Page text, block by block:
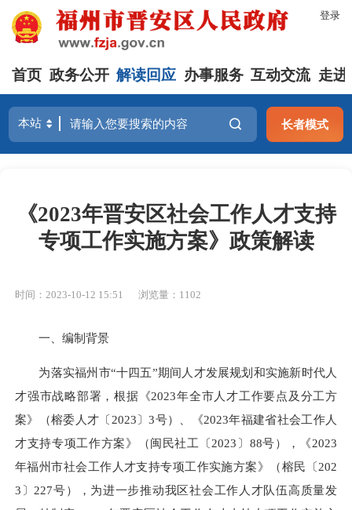
登录
首页 政务公开 解读回应 办事服务 互动交流 走进
长者模式
《2023年晋安区社会工作人才支持
专项工作实施方案》政策解读
时间：2023-10-12 15:51 浏览量：1102
一、编制背景
为落实福州市“十四五”期间人才发展规划和实施新时代人
才强市战略部署，根据《2023年全市人才工作要点及分工方
案》（榕委人才〔2023〕3号）、《2023年福建省社会工作人
才支持专项工作方案》（闽民社工〔2023〕88号），《2023
年福州市社会工作人才支持专项工作实施方案》（榕民〔202
3〕227号），为进一步推动我区社会工作人才队伍高质量发